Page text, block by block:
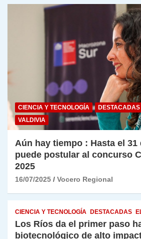
CIENCIA Y TECNOLOGÍA DESTACADAS
VALDIVIA
Aún hay tiempo : Hasta el 31
puede postular al concurso
2025
16/07/2025 Vocero Regional
CIENCIA Y TECNOLOGÍA DESTACADAS
Los Ríos da el primer paso
biotecnológico de alto